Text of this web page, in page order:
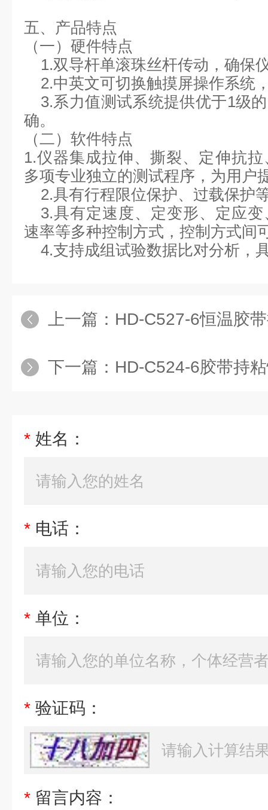
五、产品特点
（一）硬件特点
1.双导杆单滚珠丝杆传动，确保
2.中英文可切换触摸屏操作系统
3.系力值测试系统提供优于1级
确。
（二）软件特点
1.仪器集成拉伸、撕裂、定伸抗
多项专业独立的测试程序，为用户
2.具有行程限位保护、过载保护
3.具有定速度、定变形、定应
速率等多种控制方式，控制方式间
4.支持成组试验数据比对分析，
上一篇： HD-C527-6恒温胶
下一篇： HD-C524-6胶带持粘
* 姓名：
* 电话：
* 单位：
* 验证码：
* 留言内容：